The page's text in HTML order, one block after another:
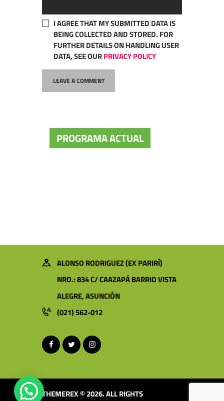
I AGREE THAT MY SUBMITTED DATA IS
BEING COLLECTED AND STORED. FOR
FURTHER DETAILS ON HANDLING USER
DATA, SEE OURPRIVACY POLICY
PROGRAMA ACTUAL
ALONSO RODRIGUEZ (EX PARIRÍ)
NRO.: 834 C/ CAAZAPÁ BARRIO VISTA
ALEGRE, ASUNCIÓN
(021) 562-012
THEMEREX © 2026. ALL RIGHTS